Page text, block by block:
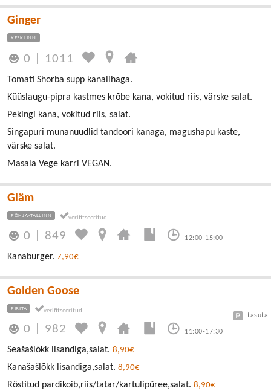
Ginger
KESKLINN
0 1011
Tomati Shorba supp kanalihaga.
Küüslaugu-pipra kastmes krõbe kana, vokitud riis, värske salat.
Pekingi kana, vokitud riis, salat.
Singapuri munanuudlid tandoori kanaga, magushapu kaste,
värske salat.
Masala Vege karri VEGAN.
Gläm
PÕHJA-TALLINN
0 849 12:00-15:00
Kanaburger. 7,90€
Golden Goose
PIRITA
0 982 11:00-17:30
tasuta
Seašašlõkk lisandiga,salat. 8,90€
Kanašašlõkk lisandiga,salat. 8,90€
Röstitud pardikoib,riis/tatar/kartulipüree,salat. 8,90€